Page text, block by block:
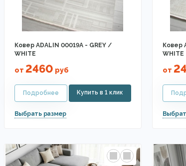
Ковер ADALIN 00019A - GREY /
WHITE
от 2460 руб
Ковер
WHITE
от